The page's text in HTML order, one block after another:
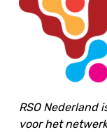
RSO Nederland
voor het